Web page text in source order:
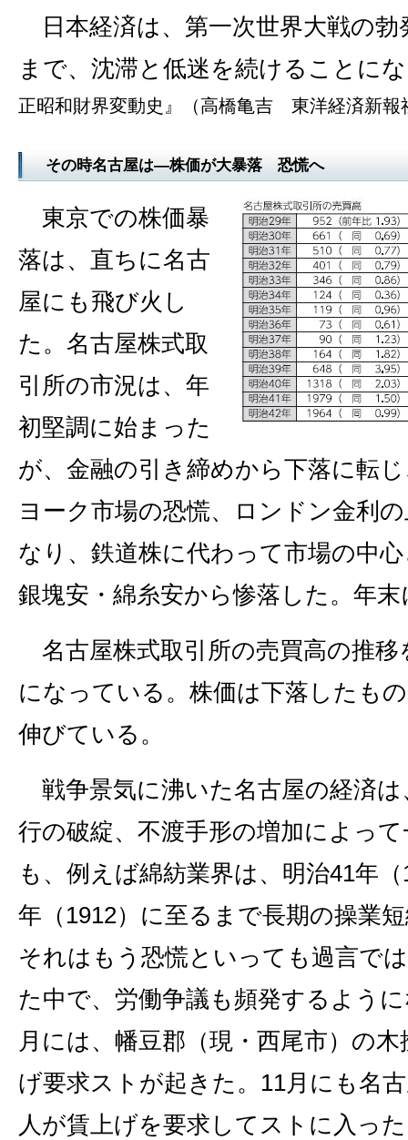
日本経済は、第一次世界大戦の勃
まで、沈滞と低迷を続けることに
正昭和財界変動史』（高橋亀吉 東洋経済新報
その時名古屋は―株価が大暴落 恐慌へ
東京での株価暴
落は、直ちに名古
屋にも飛び火し
た。名古屋株式取
引所の市況は、年
初堅調に始まった
が、金融の引き締めから下落に転
ヨーク市場の恐慌、ロンドン金利
なり、鉄道株に代わって市場の中
銀塊安・綿糸安から惨落した。年
名古屋株式取引所の売買高の推
になっている。株価は下落したも
伸びている。
戦争景気に沸いた名古屋の経済は
行の破綻、不渡手形の増加によっ
も、例えば綿紡業界は、明治41年
年（1912）に至るまで長期の操業
それはもう恐慌といっても過言で
た中で、労働争議も頻発するよう
月には、幡豆郡（現・西尾市）の
げ要求ストが起きた。11月にも名
人が賃上げを要求してストに入っ